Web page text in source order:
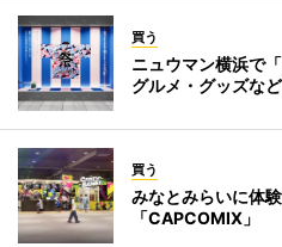
買う
ニュウマン横浜で
グルメ・グッズな
買う
みなとみらいに体
「CAPCOMIX」